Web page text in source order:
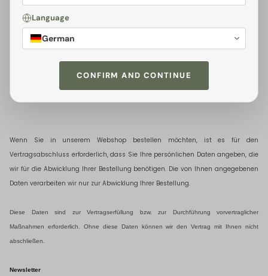
Wenn Sie Ihre Bestelldaten auf unserer Website, telefonisch oder
angeben, werden die von Ihnen angegebenen Daten, einschließlich Ihrer
personenbezogenen Daten im Rahmen unserer Geschäftsbeziehung mit Ihnen
von uns und den unten genannten Empfängern zur (Vor-)Vertragsabwicklung
verarbeitet, um Ihre Bestellung abzuwickeln und zu verwalten, sowie um Sie als
Kunden zu betreuen.
Wenn Sie in unserem Webshop bestellen möchten, ist es für den
Vertragsabschluss erforderlich, dass Sie Ihre persönlichen Daten angeben, die
wir für die Abwicklung Ihrer Bestellung benötigen. Die von Ihnen angegebenen
Daten verarbeiten wir nur zur Abwicklung Ihrer Bestellung.
Diese Daten sind zur Vertragserfüllung bzw. zur Durchführung vorvertraglicher
Maßnahmen erforderlich. Ohne diese Daten können wir den Vertrag mit Ihnen nicht
abschließen.
Newsletter
Language
German
CONFIRM AND CONTINUE